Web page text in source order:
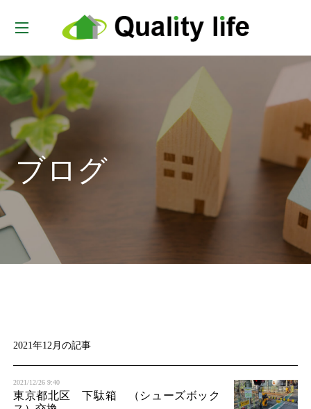
ブログ
2021年12月の記事
2021/12/26 9:40
東京都北区 下駄箱 （シューズボック
t
o
g
l
n
a
i
i
o
n